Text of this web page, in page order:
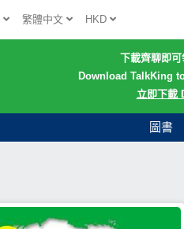
繁體中文 HKD
下載齊聊即
Download TalkKing
立即下載
圖書